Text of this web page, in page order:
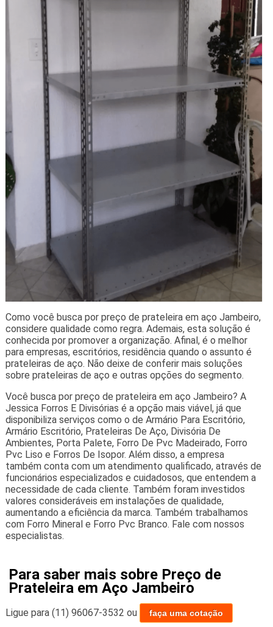
Como você busca por preço de prateleira em aço Jambeiro,
considere qualidade como regra. Ademais, esta solução é
conhecida por promover a organização. Afinal, é o melhor
para empresas, escritórios, residência quando o assunto é
prateleiras de aço. Não deixe de conferir mais soluções
sobre prateleiras de aço e outras opções do segmento.
Você busca por preço de prateleira em aço Jambeiro? A
Jessica Forros E Divisórias é a opção mais viável, já que
disponibiliza serviços como o de Armário Para Escritório,
Armário Escritório, Prateleiras De Aço, Divisória De
Ambientes, Porta Palete, Forro De Pvc Madeirado, Forro
Pvc Liso e Forros De Isopor. Além disso, a empresa
também conta com um atendimento qualificado, através de
funcionários especializados e cuidadosos, que entendem a
necessidade de cada cliente. Também foram investidos
valores consideráveis em instalações de qualidade,
aumentando a eficiência da marca. Também trabalhamos
com Forro Mineral e Forro Pvc Branco. Fale com nossos
especialistas.
Para saber mais sobre Preço de
Prateleira em Aço Jambeiro
Ligue para (11) 96067-3532 ou faça uma cotação